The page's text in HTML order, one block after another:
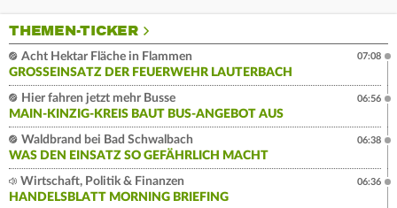
THEMEN-TICKER
Acht Hektar Fläche in Flammen
GROSSEINSATZ DER FEUERWEHR LAUTERBACH
07:08
Hier fahren jetzt mehr Busse
MAIN-KINZIG-KREIS BAUT BUS-ANGEBOT AUS
06:56
Waldbrand bei Bad Schwalbach
WAS DEN EINSATZ SO GEFÄHRLICH MACHT
06:38
Wirtschaft, Politik & Finanzen
HANDELSBLATT MORNING BRIEFING
06:36